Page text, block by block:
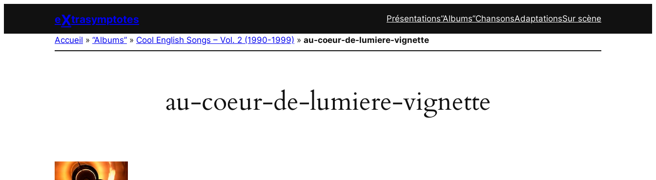
contenu
eXtrasymptotes Présentations“Albums”ChansonsAdaptationsSur scène
Accueil » “Albums” » Cool English Songs – Vol. 2 (1990-1999) » au-coeur-de-lumiere-vignette
au-coeur-de-lumiere-vignette